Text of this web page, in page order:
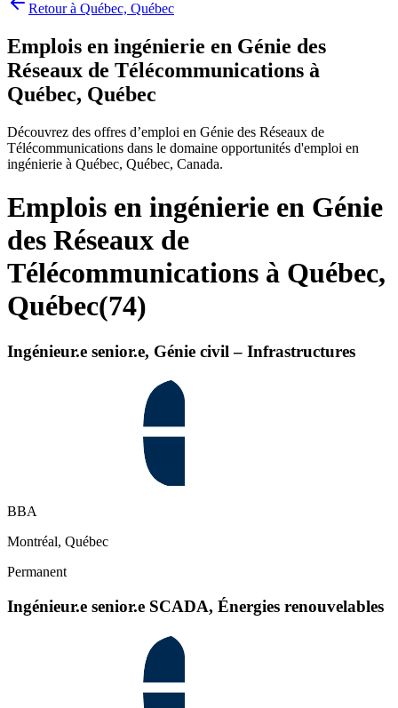
Retour à Québec, Québec
Emplois en ingénierie en Génie des
Réseaux de Télécommunications à
Québec, Québec
Découvrez des offres d’emploi en Génie des Réseaux de
Télécommunications dans le domaine opportunités d'emploi en
ingénierie à Québec, Québec, Canada.
Emplois en ingénierie en Génie
des Réseaux de
Télécommunications à Québec,
Québec(74)
Ingénieur.e senior.e, Génie civil – Infrastructures
BBA
Montréal, Québec
Permanent
Ingénieur.e senior.e SCADA, Énergies renouvelables